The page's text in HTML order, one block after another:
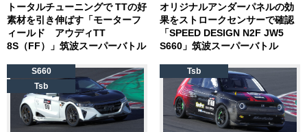
トータルチューニングで TTの好
素材を引き伸ばす「モーターフ
ィールド アウディTT
8S（FF）」筑波スーパーバトル
オリジナルアンダーパネルの効
果をストロークセンサーで確認
「SPEED DESIGN N2F JW5
S660」筑波スーパーバトル
S660
Tsb
Tsb